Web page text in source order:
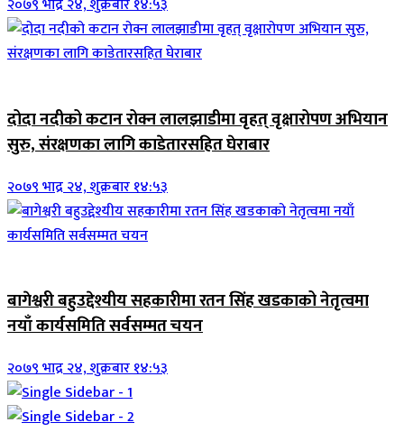
२०७९ भाद्र २४, शुक्रबार १४:५३
दोदा नदीको कटान रोक्न लालझाडीमा वृहत् वृक्षारोपण अभियान
सुरु, संरक्षणका लागि काडेतारसहित घेराबार
२०७९ भाद्र २४, शुक्रबार १४:५३
बागेश्वरी बहुउद्देश्यीय सहकारीमा रतन सिंह खडकाको नेतृत्वमा
नयाँ कार्यसमिति सर्वसम्मत चयन
२०७९ भाद्र २४, शुक्रबार १४:५३